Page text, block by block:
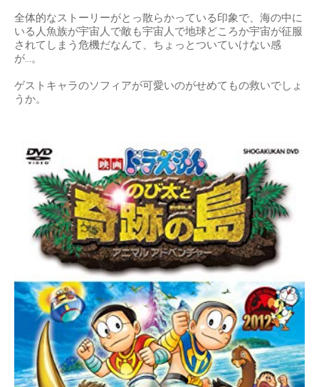
全体的なストーリーがとっ散らかっている印象で、海の中に
いる人魚族が宇宙人で敵も宇宙人で地球どころか宇宙が征服
されてしまう危機だなんて、ちょっとついていけない感
が…。
ゲストキャラのソフィアが可愛いのがせめてもの救いでしょ
うか。